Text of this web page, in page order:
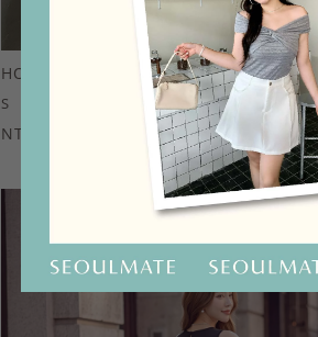
HOOLOOLOO聯名-KUKU熊蝴蝶結短袖上衣
S
NT.690